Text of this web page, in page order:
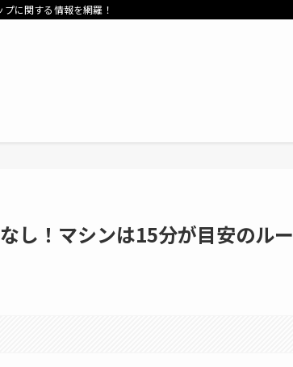
に関する情報を網羅！
し！マシンは15分が目安のルー